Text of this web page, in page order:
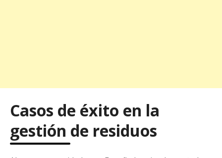
Casos de éxito en la
gestión de residuos